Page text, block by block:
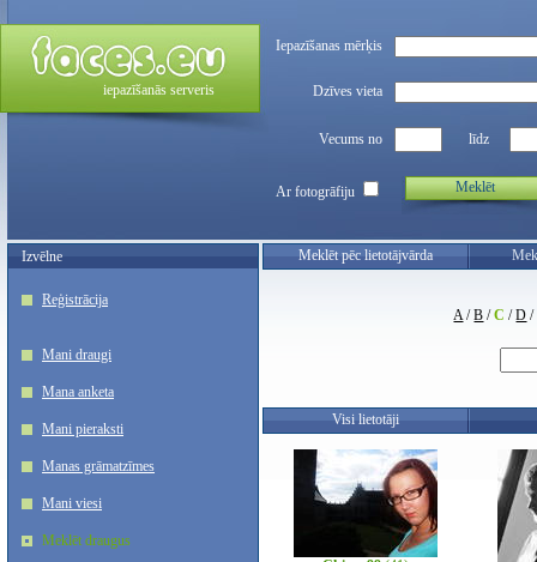
iepazīšanās serveris
Iepazīšanas mērķis
Dzīves vieta
Vecums no līdz
Ar fotogrāfiju Meklēt
Izvēlne
Reģistrācija
Mani draugi
Mana anketa
Mani pieraksti
Manas grāmatzīmes
Mani viesi
Meklēt draugus
Meklēt pēc lietotājvārda
A/B /C /D /
Visi lietotāji